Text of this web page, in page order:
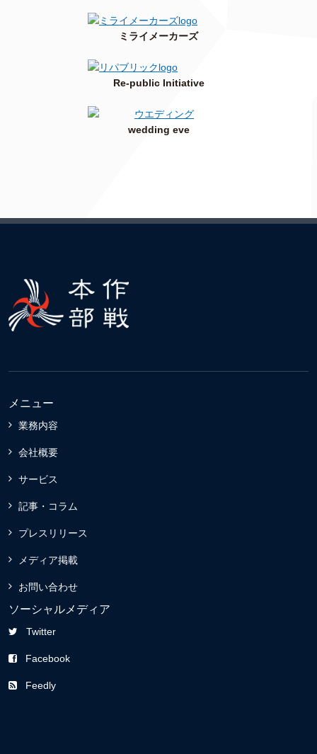
ミライメーカーズ
Re-public Initiative
wedding eve
メニュー
業務内容
会社概要
サービス
記事・コラム
プレスリリース
メディア掲載
お問い合わせ
ソーシャルメディア
Twitter
Facebook
Feedly